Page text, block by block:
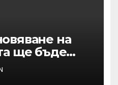
на
ще бъде
на 10
г.